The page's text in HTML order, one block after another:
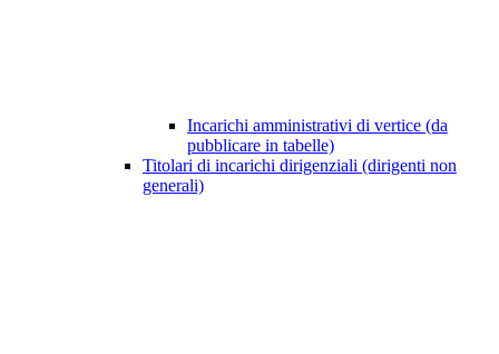
Incarichi amministrativi di vertice (da
pubblicare in tabelle)
Titolari di incarichi dirigenziali (dirigenti non
generali)